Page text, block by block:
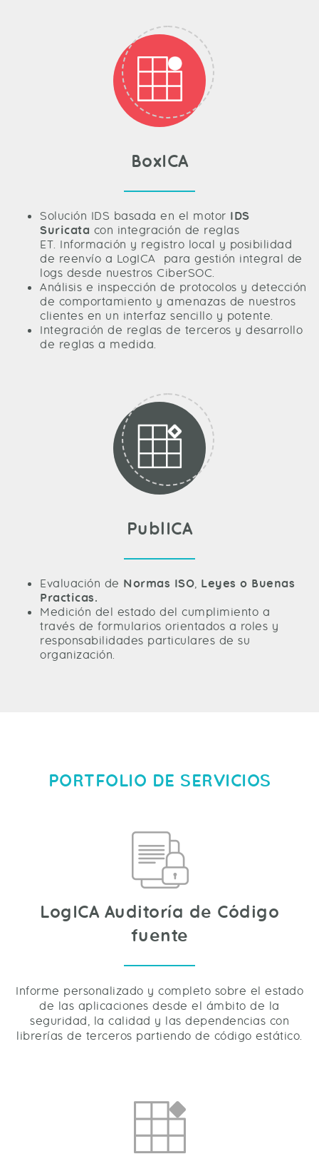
BoxICA
Solución IDS basada en el motor IDS
Suricata con integración de reglas
ET. Información y registro local y posibilidad
de reenvío a LogICA para gestión integral de
logs desde nuestros CiberSOC.
Análisis e inspección de protocolos y detección
de comportamiento y amenazas de nuestros
clientes en un interfaz sencillo y potente.
Integración de reglas de terceros y desarrollo
de reglas a medida.
PublICA
Evaluación de Normas ISO, Leyes o Buenas
Practicas.
Medición del estado del cumplimiento a
través de formularios orientados a roles y
responsabilidades particulares de su
organización.
PORTFOLIO DE SERVICIOS
LogICA Auditoría de Código
fuente
Informe personalizado y completo sobre el estado
de las aplicaciones desde el ámbito de la
seguridad, la calidad y las dependencias con
librerías de terceros partiendo de código estático.